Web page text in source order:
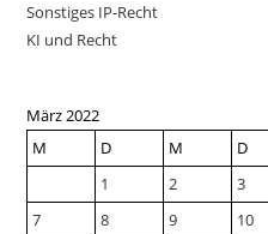
Sonstiges IP-Recht
KI und Recht
März 2022
M
D M D
1
2 3
7
8 9 10